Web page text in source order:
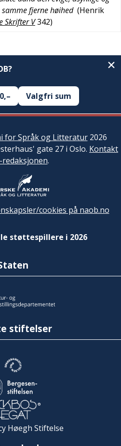
fjerne høihed (Henrik
Skrifter V342)
Valgfri sum
for Språk og Litteratur2026
gate 27 i Oslo. Kontakt
redaksjonen.
cookies på naob.no
støttespillere i 2026
stiftelser
Høegh Stiftelse